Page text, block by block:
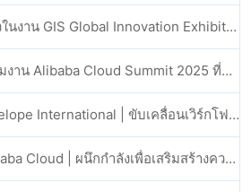
eSignGlobal เปิดตัวในงาน GIS Global Innovation Exhibition 2025
eSignGlobal เข้าร่วมงาน Alibaba Cloud Summit 2025 ที่ฮ่องกง เพื่อขับเคลื่อนนวัตกรรมคลาวด์ที่ขับเคลื่อนด้วย AI และความเชื่อมั่นทางดิจิทัล
eSignGlobal × Antelope International | ขับเคลื่อนเวิร์กโฟลดิจิทัลที่ปลอดภัยและขับเคลื่อนด้วย AI
eSignGlobal × Alibaba Cloud | ผนึกกำลังเพื่อเสริมสร้างความเชื่อมั่นดิจิทัลระดับโลกสำหรับฟินเทค